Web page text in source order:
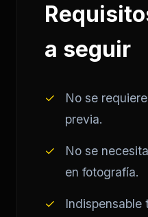
a seguir
✓
No se
previa.
✓
No se
en fotografía.
✓
Indispensable